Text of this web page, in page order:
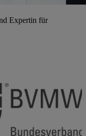
Expertin für